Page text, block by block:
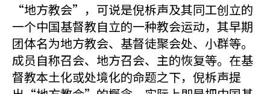
“地方教会”，可说是倪柝声及其同工创立的
一个中国基督教自立的一种教会运动，其早期
团体名为地方教会、基督徒聚会处、小群等。
成员自称召会、地方召会、主的恢复等。在基
督教本土化或处境化的命题之下，倪柝声提